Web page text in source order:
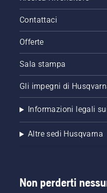
Contattaci
Offerte
Sala stampa
Gli impegni di
Informazioni legali
Altre sedi Husqvarna
Non perderti